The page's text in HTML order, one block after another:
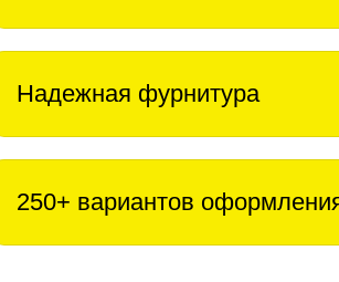
Надежная фурнитура
250+ вариантов